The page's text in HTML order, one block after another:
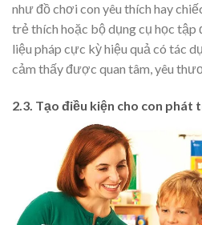
như đồ chơi con yêu thích hay
trẻ thích hoặc bộ dụng cụ học
liệu pháp cực kỳ hiệu quả có tác
cảm thấy được quan tâm, yêu
2.3. Tạo điều kiện cho con phát